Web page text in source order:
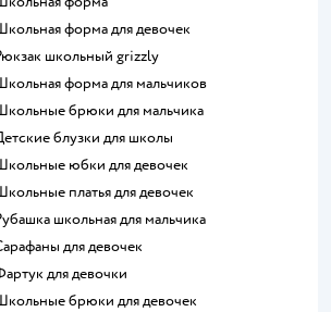
Школьная форма для девочек
Рюкзак школьный grizzly
Школьная форма для мальчиков
Школьные брюки для мальчика
Детские блузки для школы
Школьные юбки для девочек
Школьные платья для девочек
Рубашка школьная для мальчика
Сарафаны для девочек
Фартук для девочки
Школьные брюки для девочек